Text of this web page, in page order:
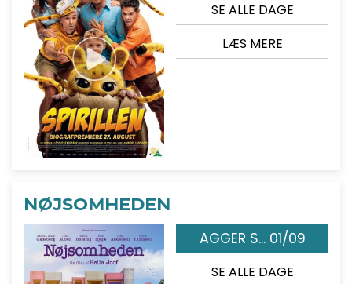
SE ALLE DAGE
LÆS MERE
NØJSOMHEDEN
AGGER S... 01/09
SE ALLE DAGE